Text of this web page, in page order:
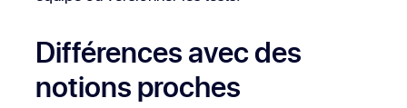
Différences avec des
notions proches